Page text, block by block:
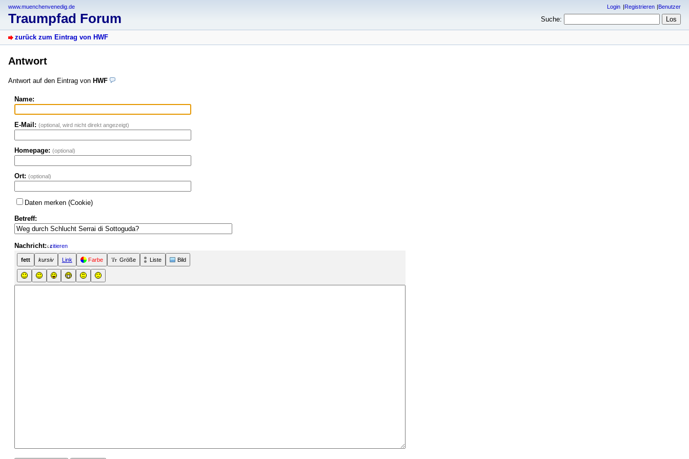
www.muenchenvenedig.de
Traumpfad Forum
Login Registrieren Benutzer
Suche:
zurück zum Eintrag von HWF
Antwort
Antwort auf den Eintrag von HWF
Name:
E-Mail: (optional, wird nicht direkt angezeigt)
Homepage: (optional)
Ort: (optional)
Daten merken (Cookie)
Betreff:
Nachricht: zitieren
fett kursiv Link Farbe Größe Liste Bild